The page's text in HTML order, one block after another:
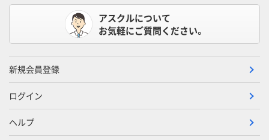
アスクルについて
お気軽にご質問ください。
新規会員登録
ログイン
ヘルプ